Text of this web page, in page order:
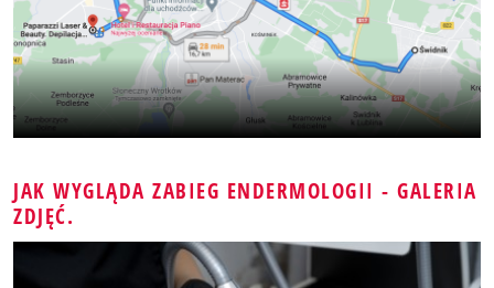
JAK WYGLĄDA ZABIEG ENDERMOLOGII - GALERIA
ZDJĘĆ.